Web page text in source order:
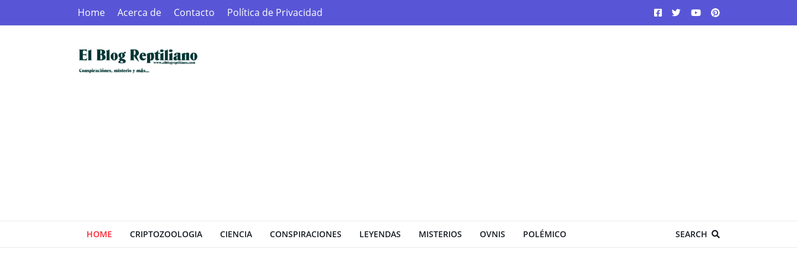
Home Acerca de Contacto Política de Privacidad
HOME CRIPTOZOOLOGIA CIENCIA CONSPIRACIONES LEYENDAS MISTERIOS OVNIS POLÉMICO SEARCH